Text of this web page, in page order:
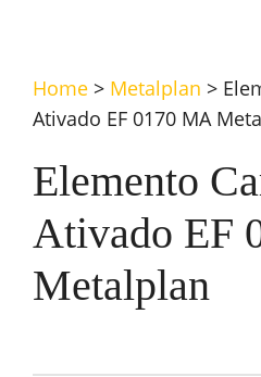
Home > Metalplan >
Ativado EF 0170 MA
Elemento
Ativado EF
Metalplan